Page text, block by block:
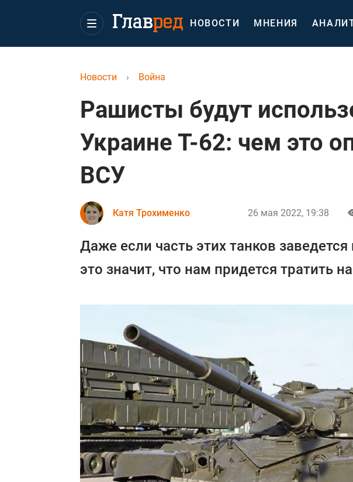
НОВОСТИ МНЕНИЯ
Новости › Война
Рашисты будут
Украине Т-62: чем это
ВСУ
Катя Трохименко 26 мая 2022, 19:38
Даже если часть этих танков
это значит, что нам придется тратить